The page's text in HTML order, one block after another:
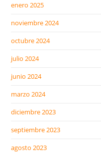
enero 2025
noviembre 2024
octubre 2024
julio 2024
junio 2024
marzo 2024
diciembre 2023
septiembre 2023
agosto 2023